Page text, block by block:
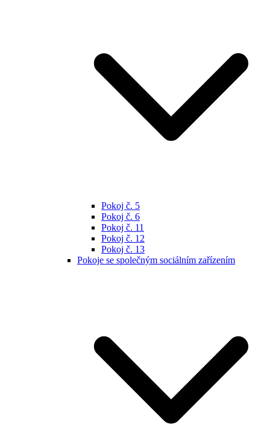
Pokoj č. 5
Pokoj č. 6
Pokoj č. 11
Pokoj č. 12
Pokoj č. 13
Pokoje se společným sociálním zařízením